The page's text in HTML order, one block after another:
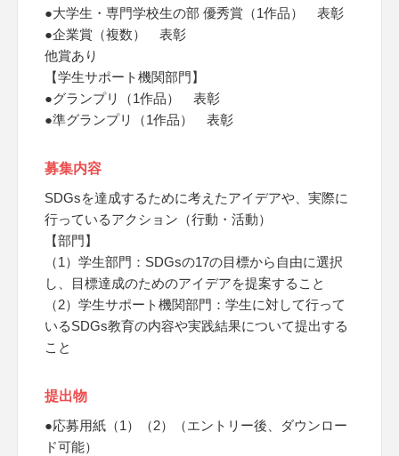
●大学生・専門学校生の部 優秀賞（1作品） 表彰
●企業賞（複数） 表彰
他賞あり
【学生サポート機関部門】
●グランプリ（1作品） 表彰
●準グランプリ（1作品） 表彰
募集内容
SDGsを達成するために考えたアイデアや、実際に
行っているアクション（行動・活動）
【部門】
（1）学生部門：SDGsの17の目標から自由に選択
し、目標達成のためのアイデアを提案すること
（2）学生サポート機関部門：学生に対して行って
いるSDGs教育の内容や実践結果について提出する
こと
提出物
●応募用紙（1）（2）（エントリー後、ダウンロー
ド可能）